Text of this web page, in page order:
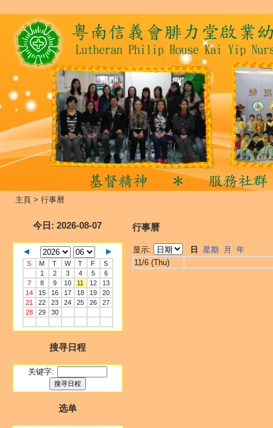
主頁 > 行事曆
今日 : 2026-08-07
S M T W T F
S
1
2 3 4 5
6
7
8 9 10 11 12
13
14
15 16 17 18 19
20
21
22 23 24 25 26
27
28
29 30
搜寻日程
关键字:
选单
行事曆
显示: 日 星期 月
年
11/6 (Thu)